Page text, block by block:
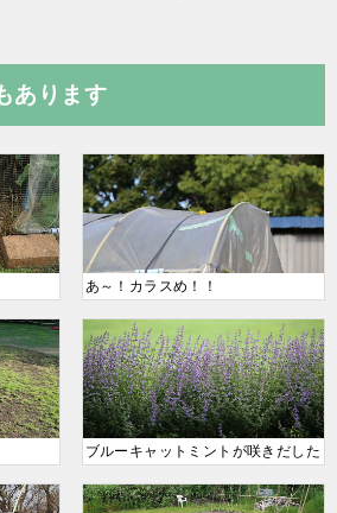
あります
あ～！カラスめ！！
ブルーキャットミントが咲きだした